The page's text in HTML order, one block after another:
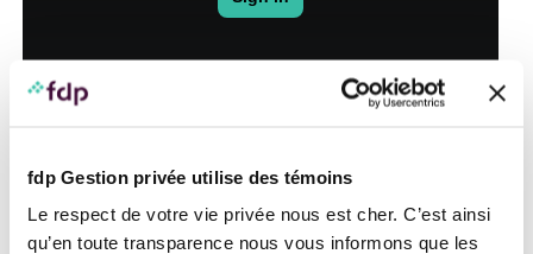
fdp Gestion privée utilise des témoins
Le respect de votre vie privée nous est cher. C’est ainsi
qu’en toute transparence nous vous informons que les